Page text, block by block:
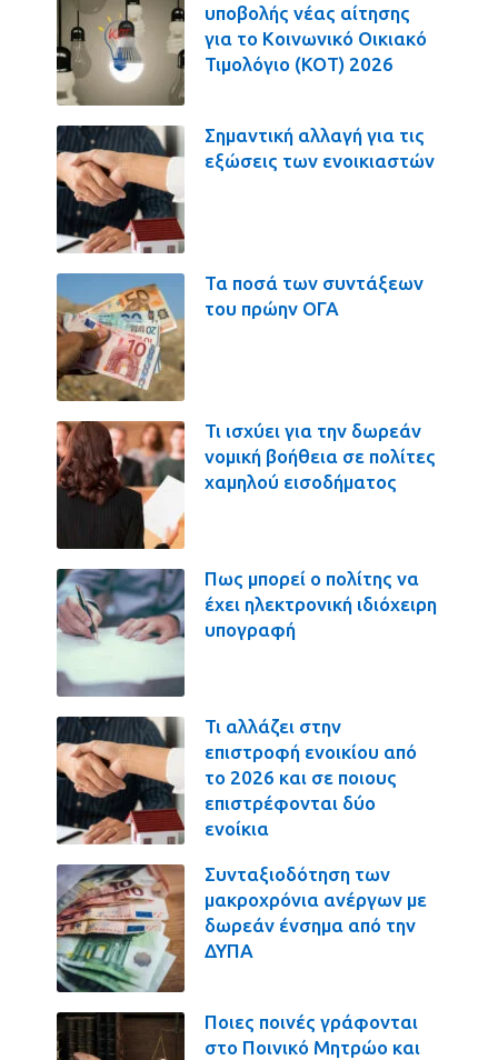
υποβολής νέας αίτησης
για το Κοινωνικό Οικιακό
Τιμολόγιο (ΚΟΤ) 2026
Σημαντική αλλαγή για τις
εξώσεις των ενοικιαστών
Τα ποσά των συντάξεων
του πρώην ΟΓΑ
Τι ισχύει για την δωρεάν
νομική βοήθεια σε πολίτες
χαμηλού εισοδήματος
Πως μπορεί ο πολίτης να
έχει ηλεκτρονική ιδιόχειρη
υπογραφή
Τι αλλάζει στην
επιστροφή ενοικίου από
το 2026 και σε ποιους
επιστρέφονται δύο
ενοίκια
Συνταξιοδότηση των
μακροχρόνια ανέργων με
δωρεάν ένσημα από την
ΔΥΠΑ
Ποιες ποινές γράφονται
στο Ποινικό Μητρώο και